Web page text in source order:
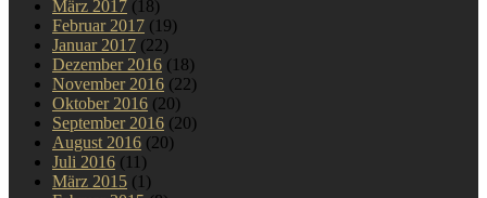
März 2017 (18)
Februar 2017 (19)
Januar 2017 (22)
Dezember 2016 (18)
November 2016 (22)
Oktober 2016 (20)
September 2016 (20)
August 2016 (20)
Juli 2016 (11)
März 2015 (1)